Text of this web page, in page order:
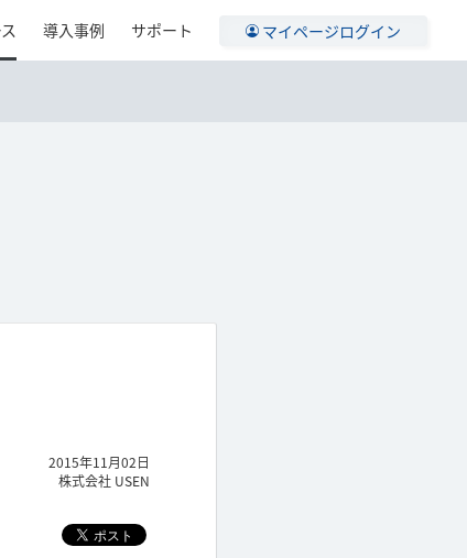
導入事例 サポート マイページログイン
2015年11月02日
株式会社 USEN